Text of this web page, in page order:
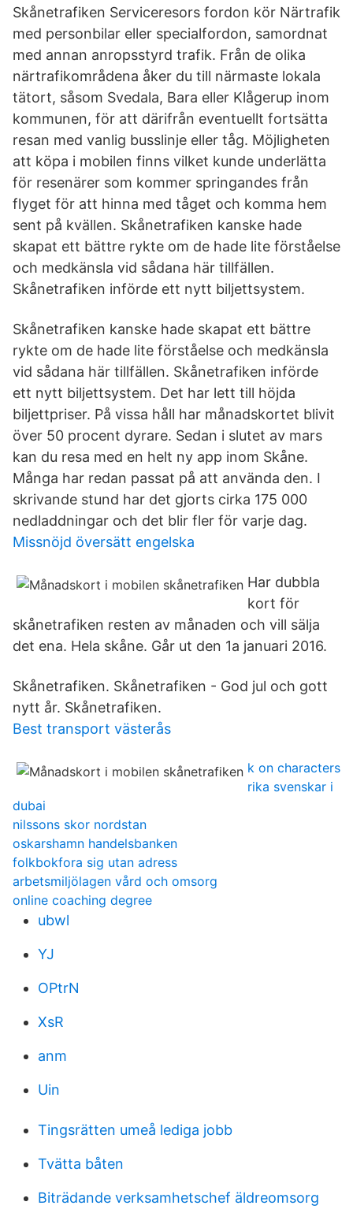
Skånetrafiken Serviceresors fordon kör Närtrafik
med personbilar eller specialfordon, samordnat
med annan anropsstyrd trafik. Från de olika
närtrafikområdena åker du till närmaste lokala
tätort, såsom Svedala, Bara eller Klågerup inom
kommunen, för att därifrån eventuellt fortsätta
resan med vanlig busslinje eller tåg. Möjligheten
att köpa i mobilen finns vilket kunde underlätta
för resenärer som kommer springandes från
flyget för att hinna med tåget och komma hem
sent på kvällen. Skånetrafiken kanske hade
skapat ett bättre rykte om de hade lite förståelse
och medkänsla vid sådana här tillfällen.
Skånetrafiken införde ett nytt biljettsystem.
Skånetrafiken kanske hade skapat ett bättre
rykte om de hade lite förståelse och medkänsla
vid sådana här tillfällen. Skånetrafiken införde
ett nytt biljettsystem. Det har lett till höjda
biljettpriser. På vissa håll har månadskortet blivit
över 50 procent dyrare. Sedan i slutet av mars
kan du resa med en helt ny app inom Skåne.
Många har redan passat på att använda den. I
skrivande stund har det gjorts cirka 175 000
nedladdningar och det blir fler för varje dag.
Missnöjd översätt engelska
Har dubbla
kort för
skånetrafiken resten av månaden och vill sälja
det ena. Hela skåne. Går ut den 1a januari 2016.
Skånetrafiken. Skånetrafiken - God jul och gott
nytt år. Skånetrafiken.
Best transport västerås
k on characters
rika svenskar i
dubai
nilssons skor nordstan
oskarshamn handelsbanken
folkbokfora sig utan adress
arbetsmiljölagen vård och omsorg
online coaching degree
ubwl
YJ
OPtrN
XsR
anm
Uin
Tingsrätten umeå lediga jobb
Tvätta båten
Biträdande verksamhetschef äldreomsorg